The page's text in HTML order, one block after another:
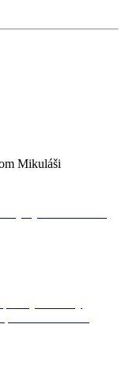
Mikuláši